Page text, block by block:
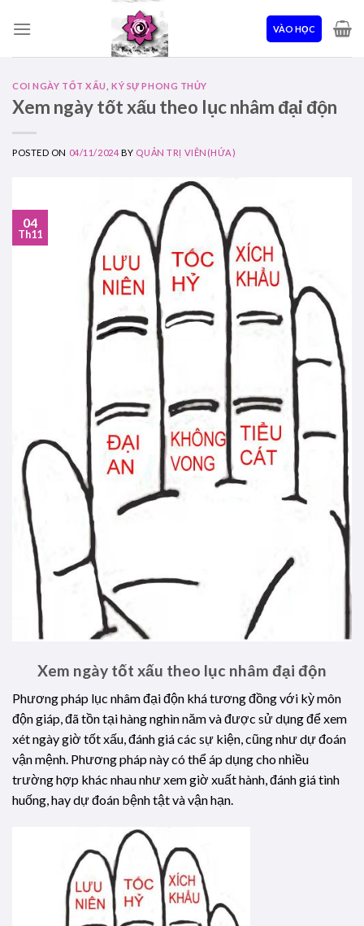
VÀO HỌC
COI NGÀY TỐT XẤU ,KÝ SỰ PHONG THỦY
Xem ngày tốt xấu theo lục nhâm đại độn
POSTED ON 04/11/2024 BY QUẢN TRỊ VIÊN(HỨA)
04
Th11
Xem ngày tốt xấu theo lục nhâm đại độn
Phương pháp lục nhâm đại độn khá tương đồng với kỳ môn
độn giáp, đã tồn tại hàng nghìn năm và được sử dụng để xem
xét ngày giờ tốt xấu, đánh giá các sự kiện, cũng như dự đoán
vận mệnh. Phương pháp này có thể áp dụng cho nhiều
trường hợp khác nhau như xem giờ xuất hành, đánh giá tình
huống, hay dự đoán bệnh tật và vận hạn.